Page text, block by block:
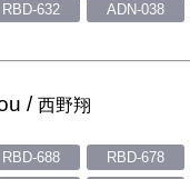
RBD-632 ADN-038
/ 西野翔
RBD-688 RBD-678